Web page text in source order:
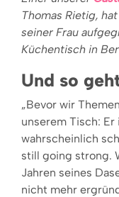
Thomas Rietig,
seiner Frau
Küchentisch in
Und so
„Bevor wir
unserem Tisch: Er
wahrscheinlich
still going strong.
Jahren seines
nicht mehr